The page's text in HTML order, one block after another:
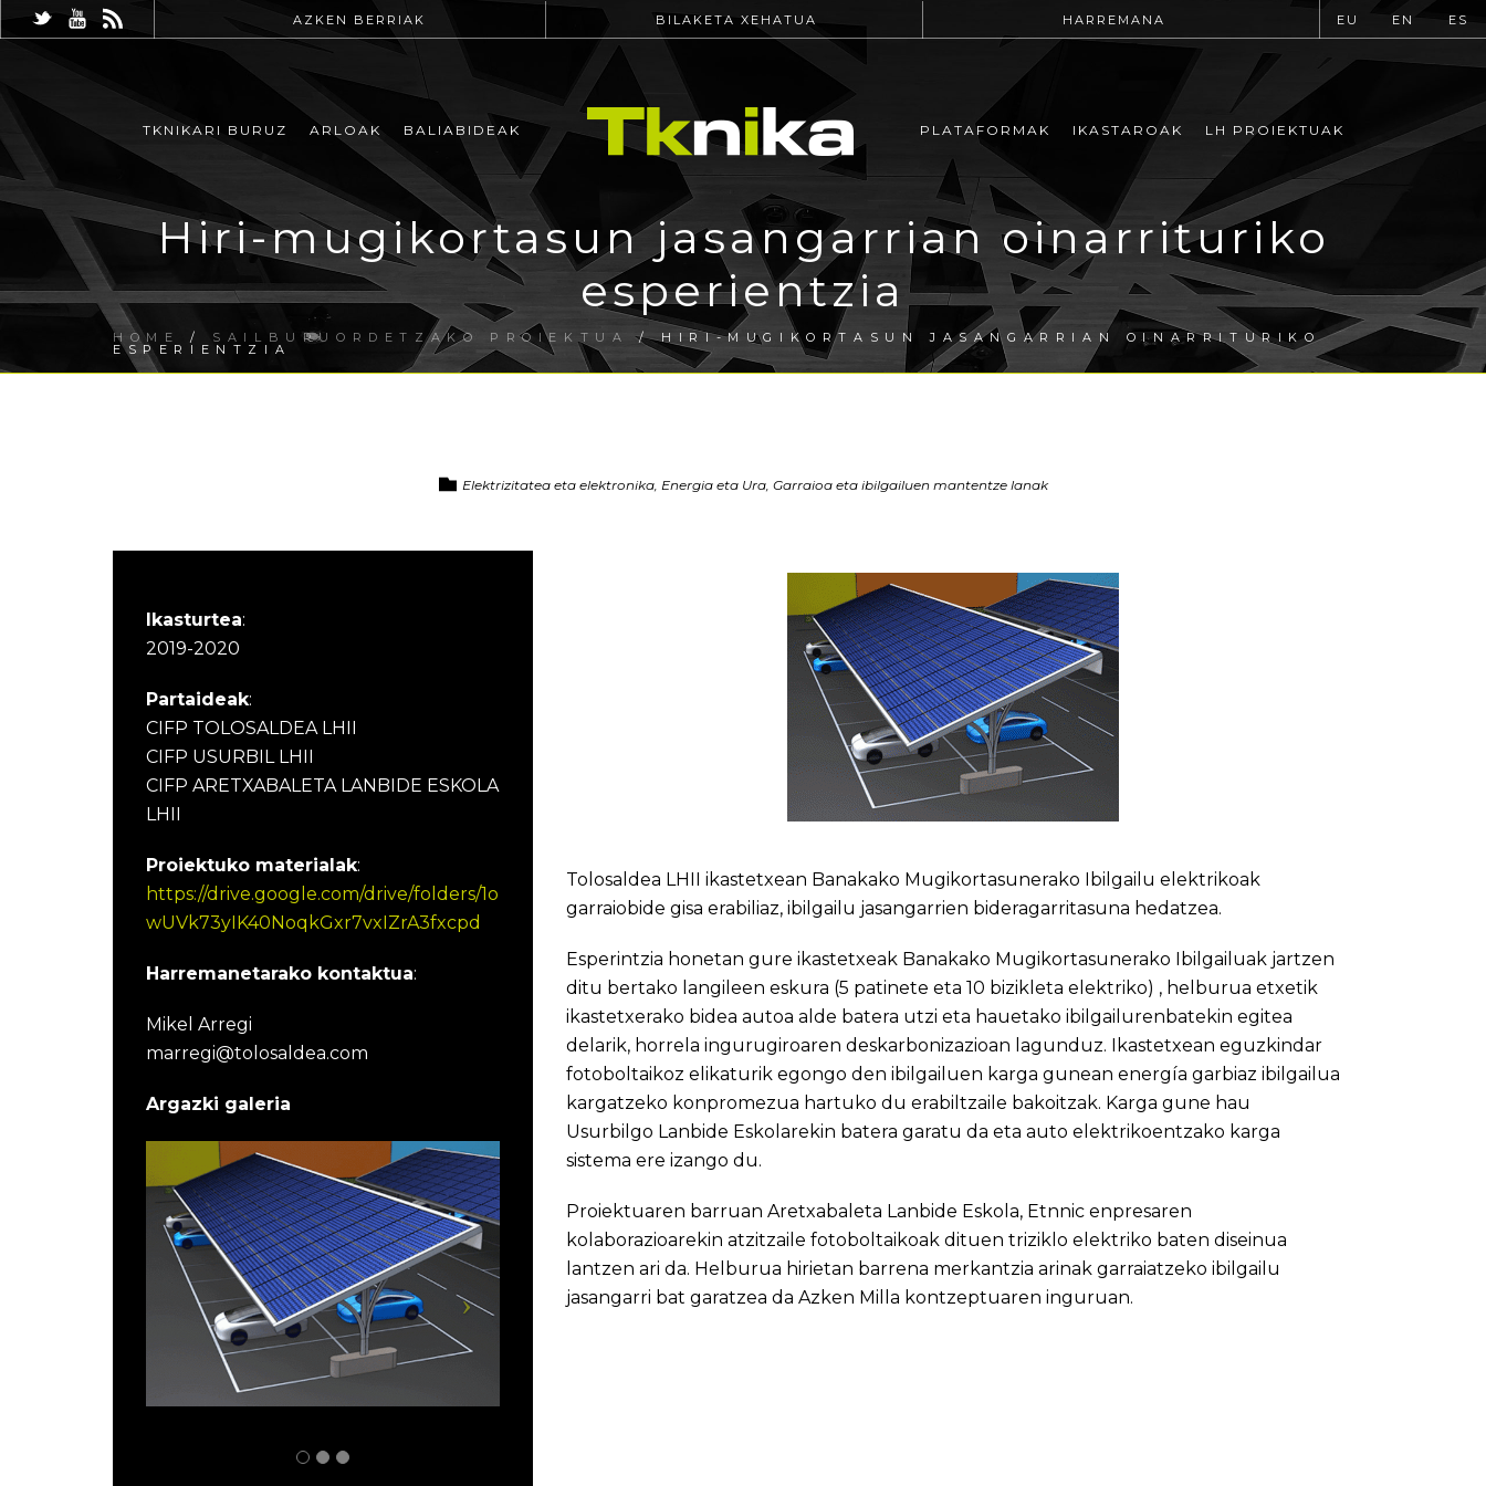
AZKEN BERRIAK BILAKETA XEHATUA HARREMANA EU EN ES
TKNIKARI BURUZ ARLOAK BALIABIDEAK PLATAFORMAK IKASTAROAK LH PROIEKTUAK
Hiri-mugikortasun jasangarrian oinarrituriko
esperientzia
HOME / SAILBURUORDETZAKO PROIEKTUA / HIRI-MUGIKORTASUN JASANGARRIAN OINARRITURIKO
ESPERIENTZIA
Elektrizitatea eta elektronika, Energia eta Ura, Garraioa eta ibilgailuen mantentze lanak
Ikasturtea:
2019-2020
Partaideak:
CIFP TOLOSALDEA LHII
CIFP USURBIL LHII
CIFP ARETXABALETA LANBIDE ESKOLA
LHII
Proiektuko materialak:
https://drive.google.com/drive/folders/1o
wUVk73yIK40NoqkGxr7vxIZrA3fxcpd
Harremanetarako kontaktua:
Mikel Arregi
marregi@tolosaldea.com
Argazki galeria
Tolosaldea LHII ikastetxean Banakako Mugikortasunerako Ibilgailu elektrikoak
garraiobide gisa erabiliaz, ibilgailu jasangarrien bideragarritasuna hedatzea.
Esperintzia honetan gure ikastetxeak Banakako Mugikortasunerako Ibilgailuak jartzen
ditu bertako langileen eskura (5 patinete eta 10 bizikleta elektriko) , helburua etxetik
ikastetxerako bidea autoa alde batera utzi eta hauetako ibilgailurenbatekin egitea
delarik, horrela ingurugiroaren deskarbonizazioan lagunduz. Ikastetxean eguzkindar
fotoboltaikoz elikaturik egongo den ibilgailuen karga gunean energía garbiaz ibilgailua
kargatzeko konpromezua hartuko du erabiltzaile bakoitzak. Karga gune hau
Usurbilgo Lanbide Eskolarekin batera garatu da eta auto elektrikoentzako karga
sistema ere izango du.
Proiektuaren barruan Aretxabaleta Lanbide Eskola, Etnnic enpresaren
kolaborazioarekin atzitzaile fotoboltaikoak dituen triziklo elektriko baten diseinua
lantzen ari da. Helburua hirietan barrena merkantzia arinak garraiatzeko ibilgailu
jasangarri bat garatzea da Azken Milla kontzeptuaren inguruan.